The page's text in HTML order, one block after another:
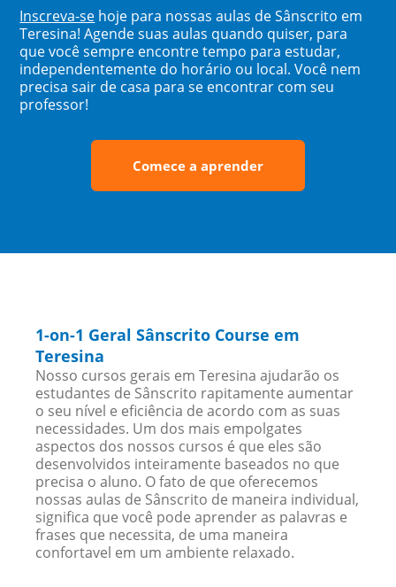
Inscreva-se hoje para nossas aulas de Sânscrito em
Teresina! Agende suas aulas quando quiser, para
que você sempre encontre tempo para estudar,
independentemente do horário ou local. Você nem
precisa sair de casa para se encontrar com seu
professor!
Comece a aprender
1-on-1 Geral Sânscrito Course em
Teresina
Nosso cursos gerais em Teresina ajudarão os
estudantes de Sânscrito rapitamente aumentar
o seu nível e eficiência de acordo com as suas
necessidades. Um dos mais empolgates
aspectos dos nossos cursos é que eles são
desenvolvidos inteiramente baseados no que
precisa o aluno. O fato de que oferecemos
nossas aulas de Sânscrito de maneira individual,
significa que você pode aprender as palavras e
frases que necessita, de uma maneira
confortavel em um ambiente relaxado.